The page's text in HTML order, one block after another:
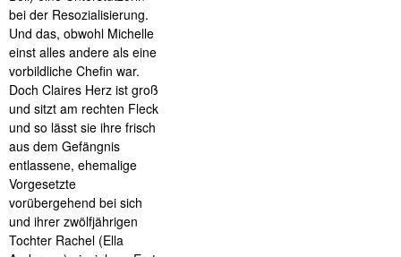
bei der Resozialisierung.
Und das, obwohl Michelle
einst alles andere als eine
vorbildliche Chefin war.
Doch Claires Herz ist groß
und sitzt am rechten Fleck
und so lässt sie ihre frisch
aus dem Gefängnis
entlassene, ehemalige
Vorgesetzte
vorübergehend bei sich
und ihrer zwölfjährigen
Tochter Rachel (Ella